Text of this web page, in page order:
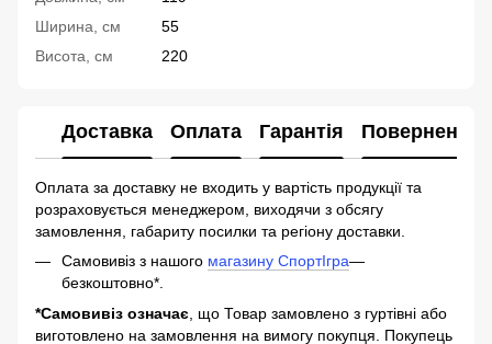
Ширина, см
55
Висота, см
220
Доставка Оплата Гарантія Повернення
Оплата за доставку не входить у вартість продукції та
розраховується менеджером, виходячи з обсягу
замовлення, габариту посилки та регіону доставки.
Самовивіз з нашого магазину СпортІгра—
безкоштовно*.
*Самовивіз означає , що Товар замовлено з гуртівні або
виготовлено на замовлення на вимогу покупця. Покупець